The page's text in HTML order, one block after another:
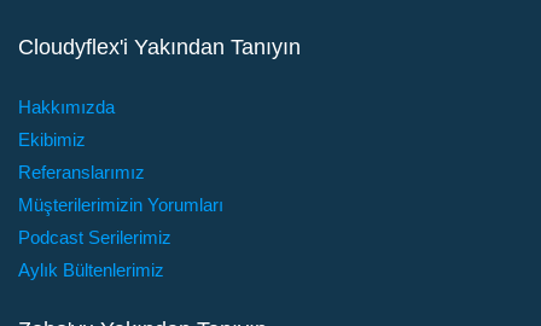
Cloudyflex'i Yakından Tanıyın
Hakkımızda
Ekibimiz
Referanslarımız
Müşterilerimizin Yorumları
Podcast Serilerimiz
Aylık Bültenlerimiz